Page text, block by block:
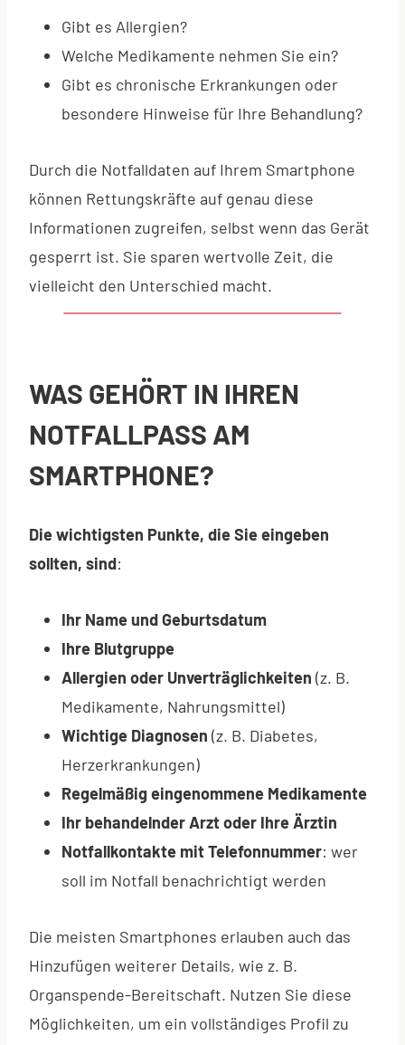
Gibt es Allergien?
Welche Medikamente nehmen Sie ein?
Gibt es chronische Erkrankungen oder
besondere Hinweise für Ihre Behandlung?
Durch die Notfalldaten auf Ihrem Smartphone
können Rettungskräfte auf genau diese
Informationen zugreifen, selbst wenn das Gerät
gesperrt ist. Sie sparen wertvolle Zeit, die
vielleicht den Unterschied macht.
WAS GEHÖRT IN IHREN
NOTFALLPASS AM
SMARTPHONE?
Die wichtigsten Punkte, die Sie eingeben
sollten, sind:
Ihr Name und Geburtsdatum
Ihre Blutgruppe
Allergien oder Unverträglichkeiten (z. B.
Medikamente, Nahrungsmittel)
Wichtige Diagnosen (z. B. Diabetes,
Herzerkrankungen)
Regelmäßig eingenommene Medikamente
Ihr behandelnder Arzt oder Ihre Ärztin
Notfallkontakte mit Telefonnummer: wer
soll im Notfall benachrichtigt werden
Die meisten Smartphones erlauben auch das
Hinzufügen weiterer Details, wie z. B.
Organspende-Bereitschaft. Nutzen Sie diese
Möglichkeiten, um ein vollständiges Profil zu